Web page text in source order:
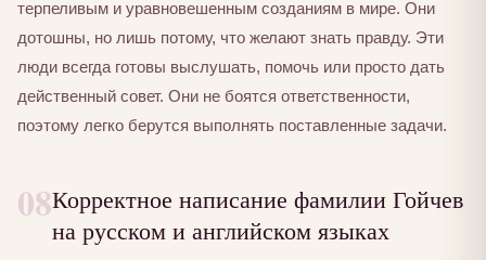
терпеливым и уравновешенным созданиям в мире. Они
дотошны, но лишь потому, что желают знать правду. Эти
люди всегда готовы выслушать, помочь или просто дать
действенный совет. Они не боятся ответственности,
поэтому легко берутся выполнять поставленные задачи.
08Корректное написание фамилии Гойчев
на русском и английском языках